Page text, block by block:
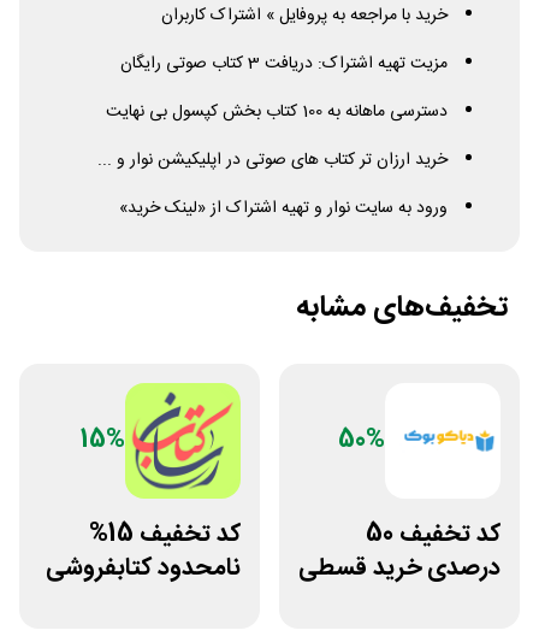
خرید با مراجعه به پروفایل » اشتراک کاربران
مزیت تهیه اشتراک: دریافت 3 کتاب صوتی رایگان
دسترسی ماهانه به 100 کتاب بخش کپسول بی نهایت
خرید ارزان تر کتاب های صوتی در اپلیکیشن نوار و ...
ورود به سایت نوار و تهیه اشتراک از «لینک خرید»
تخفیف‌های مشابه
50%
کد تخفیف 50
درصدی خرید قسطی
15%
کد تخفیف 15%
نامحدود کتابفروشی